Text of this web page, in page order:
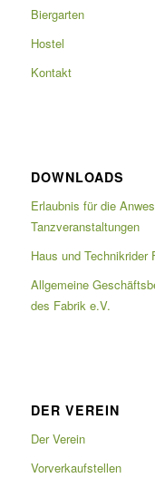
Biergarten
Hostel
Kontakt
DOWNLOADS
Erlaubnis für die
Tanzveranstaltungen
Haus und Technikrider
Allgemeine
des Fabrik e.V.
DER VEREIN
Der Verein
Vorverkaufstellen